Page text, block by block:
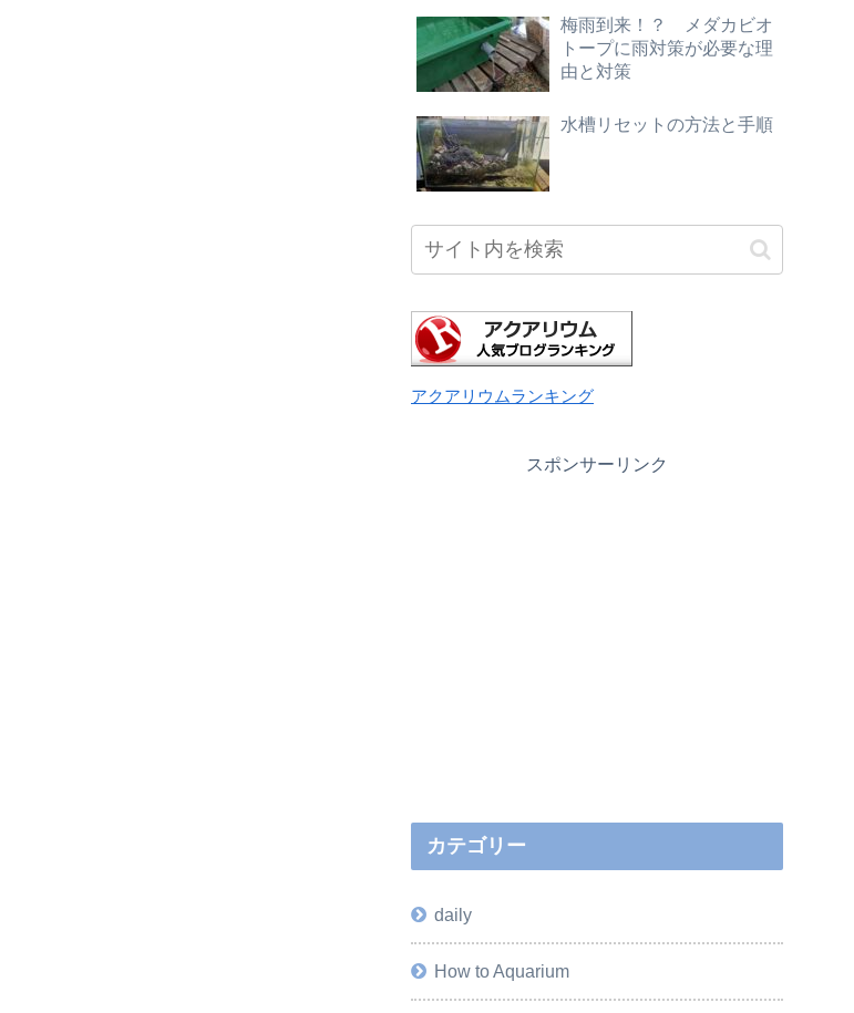
梅雨到来！？ メダカビオ
トープに雨対策が必要な理
由と対策
水槽リセットの方法と手順
アクアリウムランキング
スポンサーリンク
カテゴリー
daily
How to Aquarium